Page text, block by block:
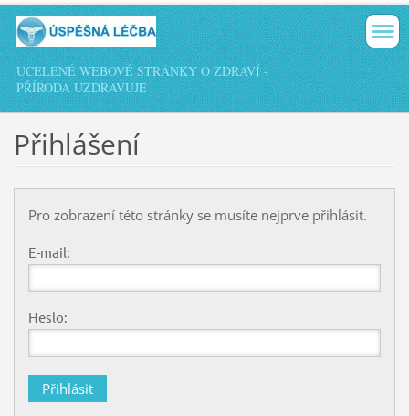
UCELENÉ WEBOVÉ STRÁNKY O ZDRAVÍ -
PŘÍRODA UZDRAVUJE
Přihlášení
Pro zobrazení této stránky se musíte nejprve přihlásit.
E-mail:
Heslo: